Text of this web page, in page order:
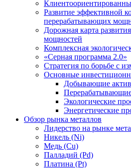
Развитие эффективной
перерабатывающих
Дорожная карта
мощностей
Комплексная
«Серная программа 2.0»
Стратегия по борьбе с
Основные
Добывающие
Экологические
Энергетические
Обзор рынка металлов
Лидерство на рынке
Никель (Ni)
Медь (Cu)
Палладий (Pd)
Платина (Pt)